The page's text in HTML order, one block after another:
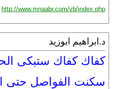
http://www.mnaabr.com/vb/index.php
د.ابراهيم ابوزيد
كفاك كفاك ستبكى
سكنت الفواصل حتى